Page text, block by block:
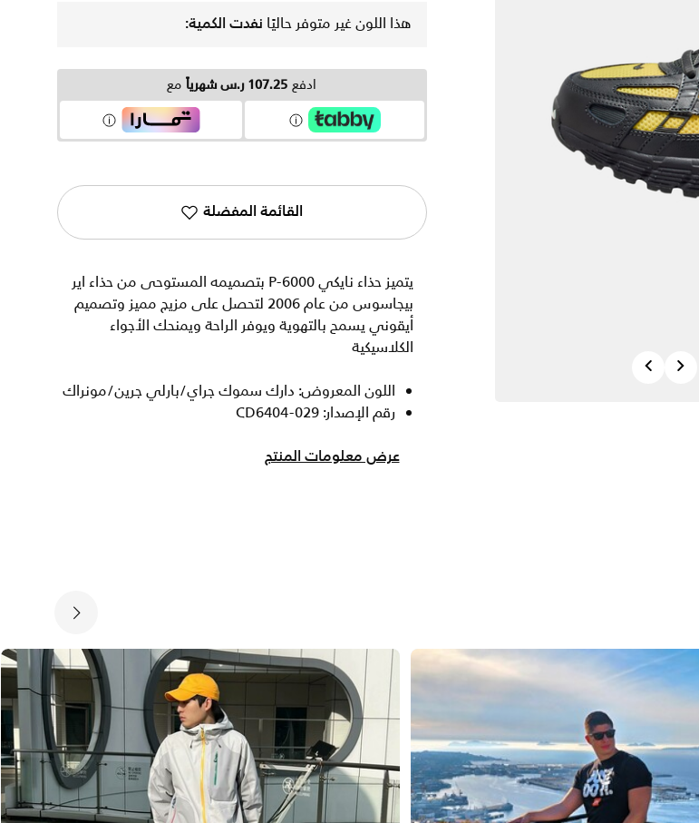
Next
هذا اللون غير متوفر حاليًا نفدت الكمية:
ادفع 107.25 ر.س شهرياً مع
القائمة المفضلة
يتميز حذاء نايكي P-6000 بتصميمه المستوحى من حذاء اير
بيجاسوس من عام 2006 لتحصل على مزيج مميز وتصميم
أيقوني يسمح بالتهوية ويوفر الراحة ويمنحك الأجواء
الكلاسيكية
اللون المعروض: دارك سموك جراي/بارلي جرين/مونراك
رقم الإصدار: CD6404-029
عرض معلومات المنتج